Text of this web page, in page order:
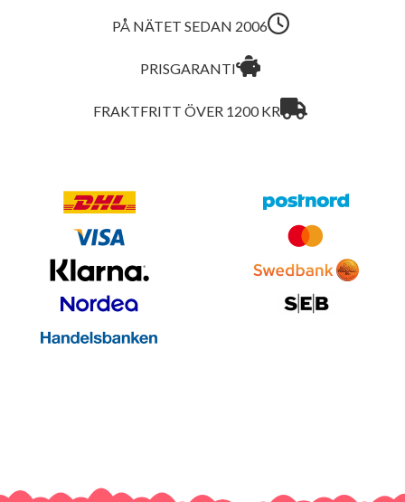
PÅ NÄTET SEDAN 2006
PRISGARANTI
FRAKTFRITT ÖVER 1200 KR